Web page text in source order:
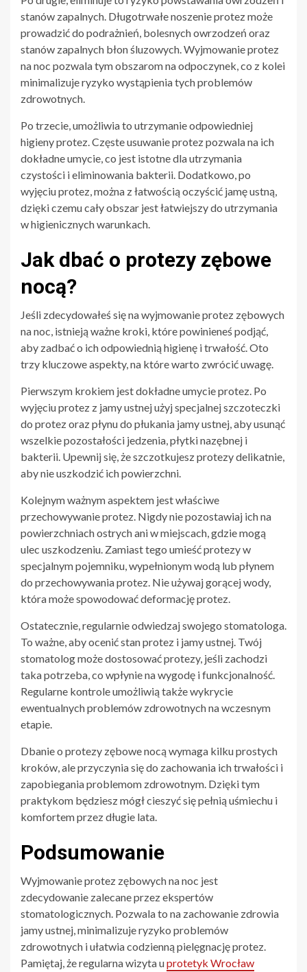
stanów zapalnych. Długotrwałe noszenie protez może
prowadzić do podrażnień, bolesnych owrzodzeń oraz
stanów zapalnych błon śluzowych. Wyjmowanie protez
na noc pozwala tym obszarom na odpoczynek, co z kolei
minimalizuje ryzyko wystąpienia tych problemów
zdrowotnych.
Po trzecie, umożliwia to utrzymanie odpowiedniej
higieny protez. Częste usuwanie protez pozwala na ich
dokładne umycie, co jest istotne dla utrzymania
czystości i eliminowania bakterii. Dodatkowo, po
wyjęciu protez, można z łatwością oczyścić jamę ustną,
dzięki czemu cały obszar jest łatwiejszy do utrzymania
w higienicznych warunkach.
Jak dbać o protezy zębowe
nocą?
Jeśli zdecydowałeś się na wyjmowanie protez zębowych
na noc, istnieją ważne kroki, które powinieneś podjąć,
aby zadbać o ich odpowiednią higienę i trwałość. Oto
trzy kluczowe aspekty, na które warto zwrócić uwagę.
Pierwszym krokiem jest dokładne umycie protez. Po
wyjęciu protez z jamy ustnej użyj specjalnej szczoteczki
do protez oraz płynu do płukania jamy ustnej, aby usunąć
wszelkie pozostałości jedzenia, płytki nazębnej i
bakterii. Upewnij się, że szczotkujesz protezy delikatnie,
aby nie uszkodzić ich powierzchni.
Kolejnym ważnym aspektem jest właściwe
przechowywanie protez. Nigdy nie pozostawiaj ich na
powierzchniach ostrych ani w miejscach, gdzie mogą
ulec uszkodzeniu. Zamiast tego umieść protezy w
specjalnym pojemniku, wypełnionym wodą lub płynem
do przechowywania protez. Nie używaj gorącej wody,
która może spowodować deformację protez.
Ostatecznie, regularnie odwiedzaj swojego stomatologa.
To ważne, aby ocenić stan protez i jamy ustnej. Twój
stomatolog może dostosować protezy, jeśli zachodzi
taka potrzeba, co wpłynie na wygodę i funkcjonalność.
Regularne kontrole umożliwią także wykrycie
ewentualnych problemów zdrowotnych na wczesnym
etapie.
Dbanie o protezy zębowe nocą wymaga kilku prostych
kroków, ale przyczynia się do zachowania ich trwałości i
zapobiegania problemom zdrowotnym. Dzięki tym
praktykom będziesz mógł cieszyć się pełnią uśmiechu i
komfortem przez długie lata.
Podsumowanie
Wyjmowanie protez zębowych na noc jest
zdecydowanie zalecane przez ekspertów
stomatologicznych. Pozwala to na zachowanie zdrowia
jamy ustnej, minimalizuje ryzyko problemów
zdrowotnych i ułatwia codzienną pielęgnację protez.
Pamiętaj, że regularna wizyta uprotetyk Wrocław